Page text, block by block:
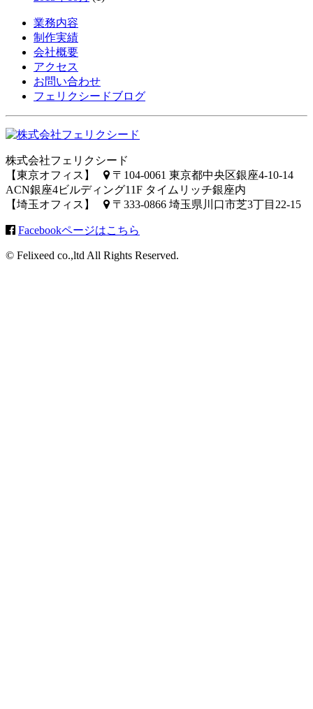
業務内容
制作実績
会社概要
アクセス
お問い合わせ
フェリクシードブログ
株式会社フェリクシード
【東京オフィス】
〒104-0061 東京都中央区銀座4-10-14
ACN銀座4ビルディング11F タイムリッチ銀座内
【埼玉オフィス】
〒333-0866 埼玉県川口市芝3丁目22-15
Facebookページはこちら
© Felixeed co.,ltd All Rights Reserved.